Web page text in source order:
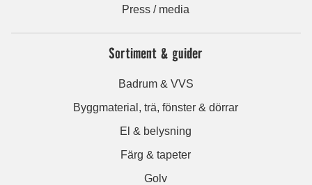
Press / media
Sortiment & guider
Badrum & VVS
Byggmaterial, trä, fönster & dörrar
El & belysning
Färg & tapeter
Golv